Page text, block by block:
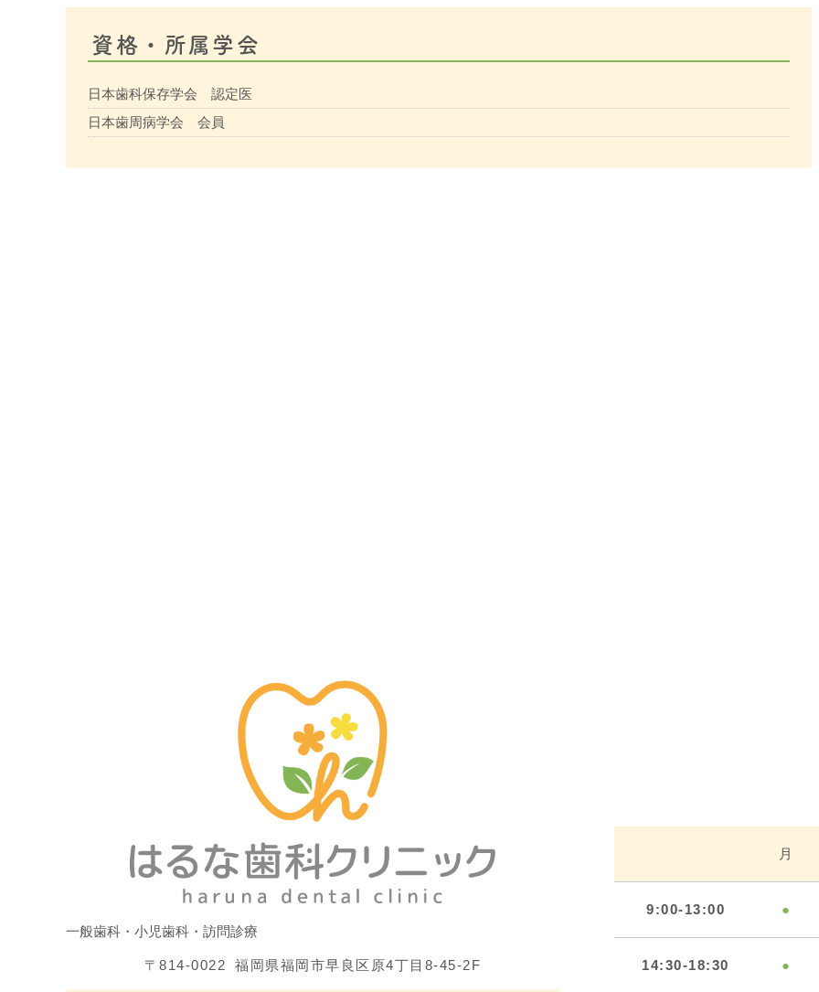
資格・所属学会
日本歯科保存学会 認定医
日本歯周病学会 会員
一般歯科・小児歯科・訪問診療
〒814-0022 福岡県福岡市早良区原4丁目8-45-2F
月
9:00-13:00 ●
14:30-18:30 ●